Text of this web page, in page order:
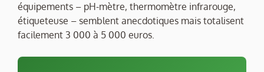
équipements – pH-mètre, thermomètre infrarouge,
étiqueteuse – semblent anecdotiques mais totalisent
facilement 3 000 à 5 000 euros.